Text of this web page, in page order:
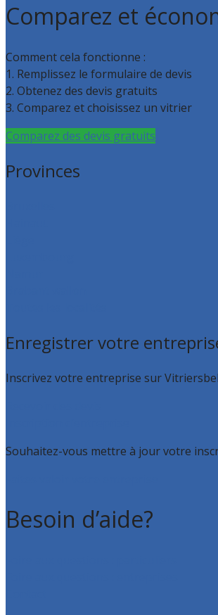
Comparez et
Comment cela fonctionne :
1. Remplissez le formulaire de devis
2. Obtenez des devis gratuits
3. Comparez et choisissez un vitrier
Comparez des devis gratuits
Provinces
Enregistrer votre
Inscrivez votre entreprise sur
Souhaitez-vous mettre à jour votre
Besoin d’aide?